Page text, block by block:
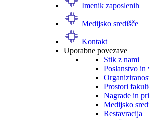
Imenik zaposlenih
Medijsko središče
Kontakt
Uporabne povezave
Stik z nami
Poslanstvo in
Prostori
Nagrade in
Medijsko
Restavracija